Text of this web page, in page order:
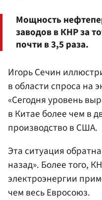
Мощность
заводов в КНР за
почти в 3,5 раза.
Игорь Сечин
в области спроса на
«Сегодня уровень
в Китае более чем в
производство в США.
Эта ситуация
назад». Более того,
электроэнергии
чем весь Евросоюз.